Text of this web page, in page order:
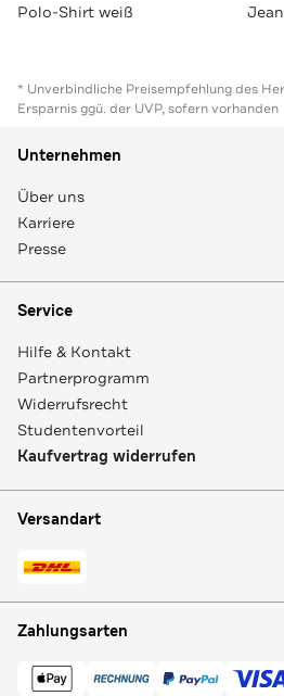
Polo-Shirt weiß
* Unverbindliche Preisempfehlung des
Ersparnis ggü. der UVP, sofern vorhanden
Unternehmen
Über uns
Karriere
Presse
Service
Hilfe & Kontakt
Partnerprogramm
Widerrufsrecht
Studentenvorteil
Kaufvertrag widerrufen
Versandart
Zahlungsarten